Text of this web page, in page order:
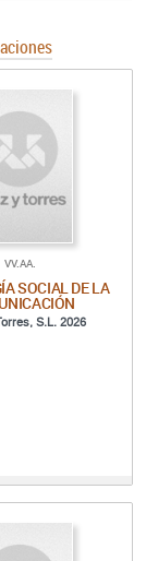
VV.AA.
SOCIAL DE LA
S.L. 2026